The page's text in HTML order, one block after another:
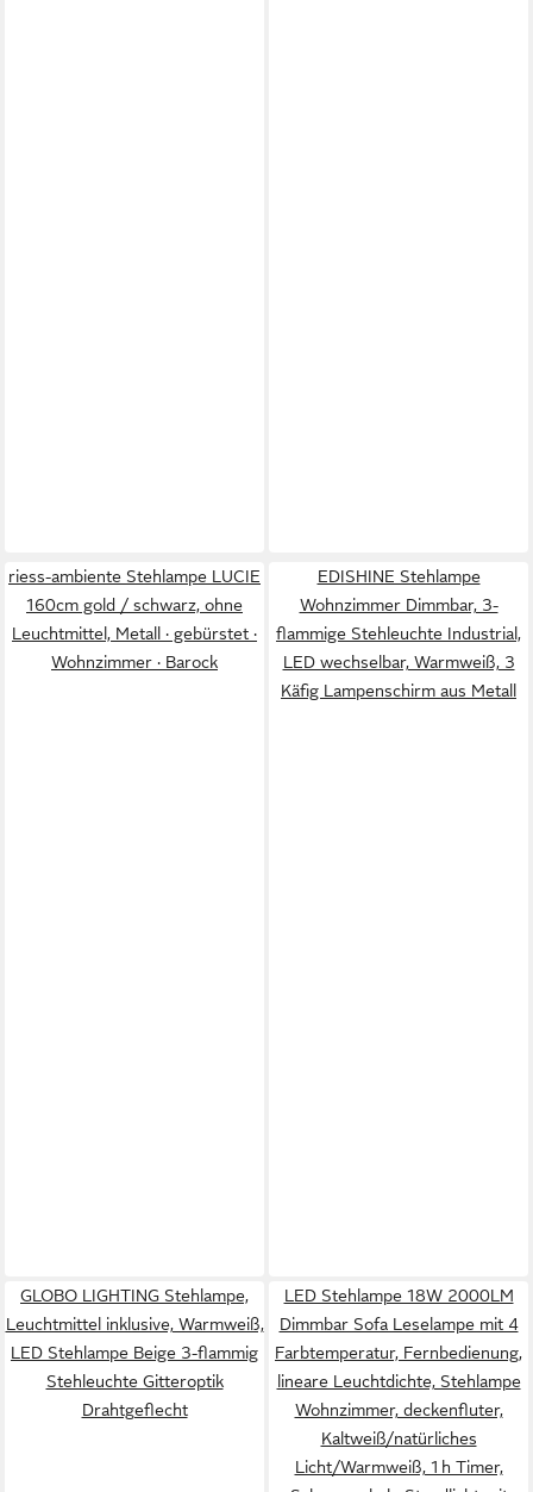
riess-ambiente Stehlampe LUCIE
160cm gold / schwarz, ohne
Leuchtmittel, Metall · gebürstet ·
Wohnzimmer · Barock
EDISHINE Stehlampe
Wohnzimmer Dimmbar, 3-
flammige Stehleuchte Industrial,
LED wechselbar, Warmweiß, 3
Käfig Lampenschirm aus Metall
GLOBO LIGHTING Stehlampe,
Leuchtmittel inklusive, Warmweiß,
LED Stehlampe Beige 3-flammig
Stehleuchte Gitteroptik
Drahtgeflecht
LED Stehlampe 18W 2000LM
Dimmbar Sofa Leselampe mit 4
Farbtemperatur, Fernbedienung,
lineare Leuchtdichte, Stehlampe
Wohnzimmer, deckenfluter,
Kaltweiß/natürliches
Licht/Warmweiß, 1 h Timer,